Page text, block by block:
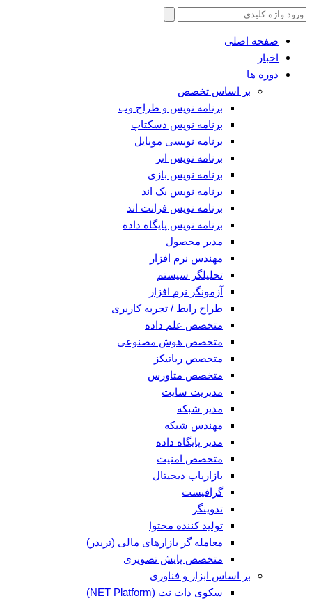
جستجو
صفحه اصلی
اخبار
دوره ها
بر اساس تخصص
برنامه نویس و طراح وب
برنامه نویس دسکتاپ
برنامه نویسی موبایل
برنامه نویس ابر
برنامه نویس بازی
برنامه نویس بک اند
برنامه نویس فرانت اند
برنامه نویس پایگاه داده
مدیر محصول
مهندس نرم افزار
تحلیلگر سیستم
آزمونگر نرم افزار
طراح رابط / تجربه کاربری
متخصص علم داده
متخصص هوش مصنوعی
متخصص رباتیکز
متخصص متاورس
مدیریت سایت
مدیر شبکه
مهندس شبکه
مدیر پایگاه داده
متخصص امنیت
بازاریاب دیجیتال
گرافیست
تدوینگر
تولید کننده محتوا
معامله گر بازارهای مالی (تریدر)
متخصص پایش تصویری
بر اساس ابزار و فناوری
سکوی دات نت (NET Platform)